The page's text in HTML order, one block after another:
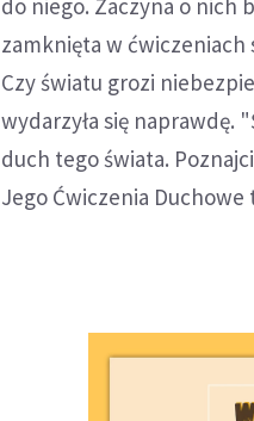
zamknięta w ćwiczeniach
Czy światu grozi
wydarzyła się naprawdę.
duch tego świata.
Jego Ćwiczenia Duchowe